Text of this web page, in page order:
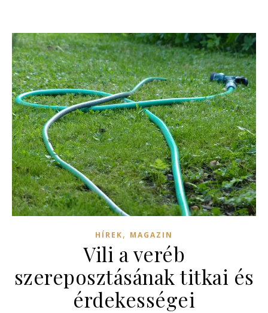
HÍREK, MAGAZIN
Vili a veréb
szereposztásának titkai és
érdekességei